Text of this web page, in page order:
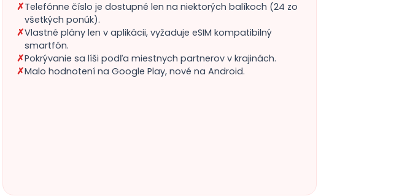
✗Telefónne číslo je dostupné len na niektorých balíkoch (24 zo
všetkých ponúk).
✗Vlastné plány len v aplikácii, vyžaduje eSIM kompatibilný
smartfón.
✗Pokrývanie sa líši podľa miestnych partnerov v krajinách.
✗Malo hodnotení na Google Play, nové na Android.